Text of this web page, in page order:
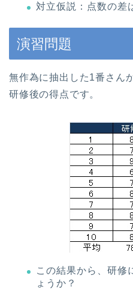
対立仮説：点数の差
演習問題
無作為に抽出した1番さん
研修後の得点です。
この結果から、研修
ょうか？